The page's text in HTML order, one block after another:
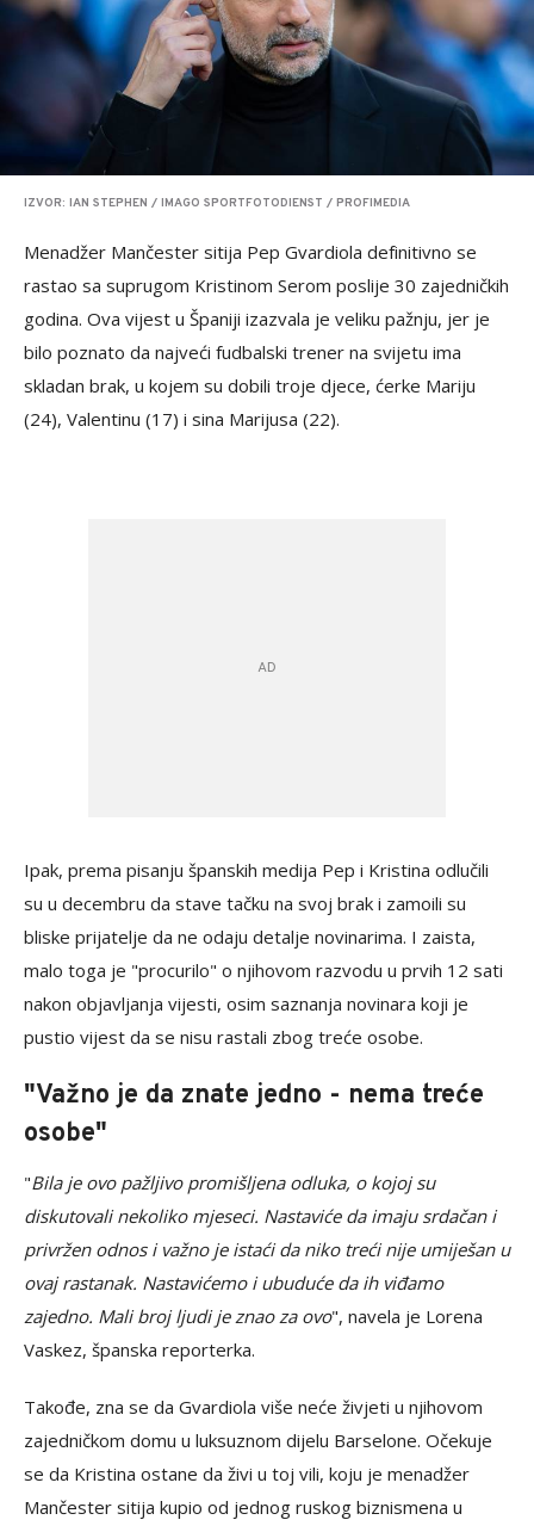
IZVOR: IAN STEPHEN / IMAGO SPORTFOTODIENST / PROFIMEDIA
Menadžer Mančester sitija Pep Gvardiola definitivno se
rastao sa suprugom Kristinom Serom poslije 30 zajedničkih
godina. Ova vijest u Španiji izazvala je veliku pažnju, jer je
bilo poznato da najveći fudbalski trener na svijetu ima
skladan brak, u kojem su dobili troje djece, ćerke Mariju
(24), Valentinu (17) i sina Marijusa (22).
Ipak, prema pisanju španskih medija Pep i Kristina odlučili
su u decembru da stave tačku na svoj brak i zamoili su
bliske prijatelje da ne odaju detalje novinarima. I zaista,
malo toga je "procurilo" o njihovom razvodu u prvih 12 sati
nakon objavljanja vijesti, osim saznanja novinara koji je
pustio vijest da se nisu rastali zbog treće osobe.
"Važno je da znate jedno - nema treće
osobe"
"Bila je ovo pažljivo promišljena odluka, o kojoj su
diskutovali nekoliko mjeseci. Nastaviće da imaju srdačan i
privržen odnos i važno je istaći da niko treći nije umiješan u
ovaj rastanak. Nastavićemo i ubuduće da ih viđamo
zajedno. Mali broj ljudi je znao za ovo", navela je Lorena
Vaskez, španska reporterka.
Takođe, zna se da Gvardiola više neće živjeti u njihovom
zajedničkom domu u luksuznom dijelu Barselone. Očekuje
se da Kristina ostane da živi u toj vili, koju je menadžer
Mančester sitija kupio od jednog ruskog biznismena u